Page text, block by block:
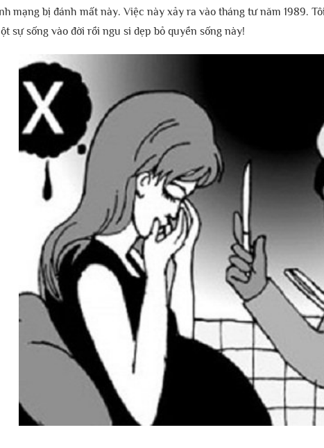
mạng bị đánh mất này. Việc này xảy ra vào tháng tư năm 1989.
sự sống vào đời rồi ngu si dẹp bỏ quyền sống này!